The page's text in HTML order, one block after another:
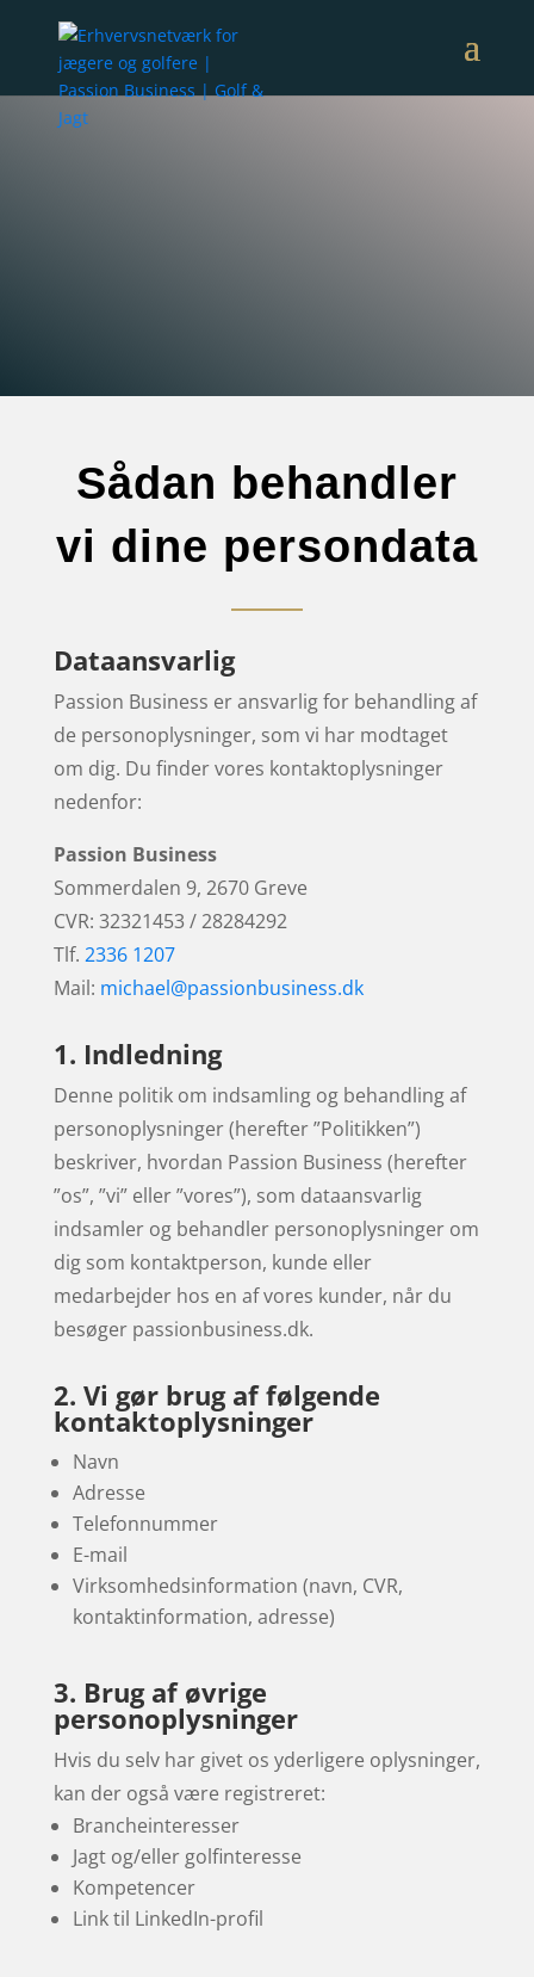
Sådan behandler
vi dine persondata
Dataansvarlig
Passion Business er ansvarlig for behandling af
de personoplysninger, som vi har modtaget
om dig. Du finder vores kontaktoplysninger
nedenfor:
Passion Business
Sommerdalen 9, 2670 Greve
CVR: 32321453 / 28284292
Tlf. 2336 1207
Mail: michael@passionbusiness.dk
1. Indledning
Denne politik om indsamling og behandling af
personoplysninger (herefter ”Politikken”)
beskriver, hvordan Passion Business (herefter
”os”, ”vi” eller ”vores”), som dataansvarlig
indsamler og behandler personoplysninger om
dig som kontaktperson, kunde eller
medarbejder hos en af vores kunder, når du
besøger passionbusiness.dk.
2. Vi gør brug af følgende
kontaktoplysninger
Navn
Adresse
Telefonnummer
E-mail
Virksomhedsinformation (navn, CVR,
kontaktinformation, adresse)
3. Brug af øvrige
personoplysninger
Hvis du selv har givet os yderligere oplysninger,
kan der også være registreret:
Brancheinteresser
Jagt og/eller golfinteresse
Kompetencer
Link til LinkedIn-profil